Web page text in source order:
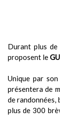
Durant plus
proposent le
Unique par
présentera de
de randonnées,
plus de 300